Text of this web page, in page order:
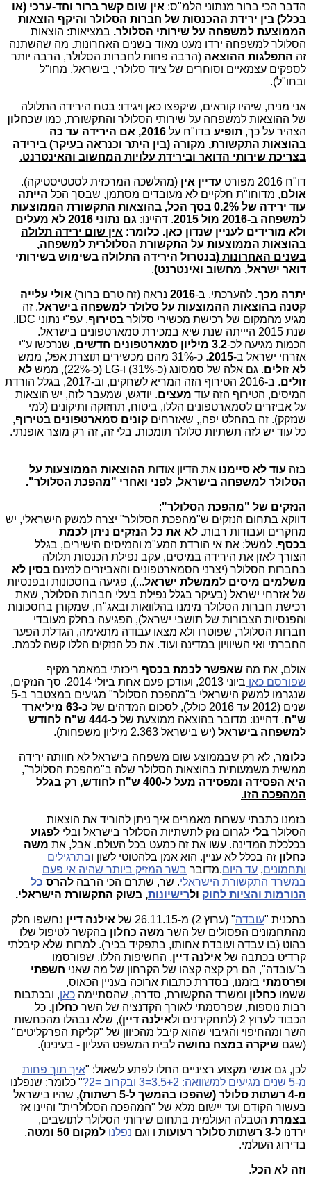
הדבר הכי ברור מנתוני הלמ"ס: אין שום קשר ברור וחד-ערכי (או
בכלל) בין ירידת ההכנסות של חברות הסלולר והיקף הוצאות
הממוצעת למשפחה על שירותי הסלולר. במציאות: הוצאות
הסלולר למשפחה ירדו מעט מאוד בשנים האחרונות. מה שהשתנה
זה התפלגות ההוצאה (הרבה פחות לחברות הסלולר, הרבה יותר
לספקים עצמאיים וסוחרים של ציוד סלולרי, בישראל, מחו"ל
ובחו"ל).
אני מניח, שיהיו קוראים, שיקפצו כאן ויגידו: בטח הירידה התלולה
של ההוצאות למשפחה על שירותי הסלולר והתקשורת, כמו שכחלון
הצהיר על כך, תופיע בדו"ח על
2016, אם הירידה עד כה
בהוצאות התקשורת, מקורה (בין היתר וכנראה בעיקר) בירידה
בצריכת שירותי הדואר ובירידת עלויות המחשוב והאינטרנט.
דו"ח 2016 מפורט עדיין אין (מהלשכה המרכזית לסטטיסטיקה).
אולם, מדוחו"ת חלקיים לא מעובדים מסתמן, שבסך הכל הייתה
עוד ירידה של 0.2% בסך הכל, בהוצאות התקשורת הממוצעות
למשפחה ב-2016 מול 2015
. דהיינו:
גם נתוני 2016 לא מעלים
ולא מורידים לעניין שנדון כאן. כלומר: אין שום ירידה תלולה
בהוצאות הממוצעות על התקשורת הסלולרית למשפחה,
בשנים האחרונות (בנטרול הירידה התלולה בשימוש בשירותי
דואר ישראל, מחשוב ואינטרנט).
יתרה מכך. להערכתי, ב-2016 נראה (זה טרם ברור) אולי עלייה
קטנה בהוצאות ההמוצעות על סלולר למשפחה בישראל. זה
מגיע מהמקום של רכישת מכשירי סלולר בטירוף
. עפ"י נתוני IDC,
שנת 2015 היייתה שנת שיא במכירת סמארטפונים בישראל.
הכמות מגיעה לכ-3.2 מיליון סמארטפונים חדשים
, שנרכשו ע"י
אזרחי ישראל ב-2015. כ-31% מהם מכשירים תוצרת אפל, ממש
לא זולים. גם אלה של סמסונג (כ-31%) ו-LG (כ-22%), ממש
לא
זולים
. ב-2016 הטירוף הזה המריא לשחקים, וב-2017, בגלל הורדת
המיסים, הטירוף הזה עוד מעצים. יודגש, שמעבר לזה, יש הוצאות
על אביזרים לסמארטפונים הללו, ביטוח, תחזוקה ותיקונים (למי
שנזקק). זה בהחלט יפה,, שאזרחים קונים סמארטפונים בטירוף,
כל עוד יש לזה תשתיות סלולר תומכות. בלי זה, זה רק מוצר אופנתי.
בזה עוד לא סיימנו את הדיון אודות ההוצאות הממוצעות על
הסלולר למשפחה בישראל, לפני ואחרי "מהפכת הסלולר".
הנזקים של "מהפכת הסלולר":
דווקא בתחום הנזקים ש"מהפכת הסלולר" יצרה למשק הישראלי, יש
מחקרים ועבודות רבות. לא את כל הנזקים ניתן לכמת
בכסף. למשל: את אי הורדת המע"מ והמיסים הישירים, בגלל
הצורך לאזן את הירידה במיסים, עקב נפילת הכנסות תלולה
בחברות הסלולר (יצרני הסמארטפונים והאביזרים למינם בסין לא
משלמים מיסים לממשלת ישראל...), פגיעה בחסכונות ובפנסיות
של אזרחי ישראל (בעיקר בגלל נפילת בעלי חברות הסלולר, שאת
רכישת חברות הסלולר מימנו בהלוואות ובאג"ח, שמקורן בחסכונות
והפנסיות הצבורות של תושבי ישראל), הפגיעה בחלק מעובדי
חברות הסלולר, שפוטרו ולא מצאו עבודה מתאימה, הגדלת הפער
החברתי ואי השיוויון במדינה ועוד. את כל הנזקים הללו קשה לכמת.
אולם, את מה שאפשר לכמת בכסף ריכזתי במאמר מקיף
שפורסם כאן
ביוני 2013, ועודכן פעם אחת ביולי 2014. סך הנזקים,
שנגרמו למשק הישראלי ב"מהפכת הסלולר" מגיעים במצטבר ב-5
שנים (2012 עד 2016 כולל), לסכום המדהים של
כ-63 מיליארד
ש"ח. דהיינו: מדובר בהוצאה ממוצעת של
כ-444 ש"ח לחודש
למשפחה בישראל (יש בישראל 2.363 מיליון משפחות).
כלומר, לא רק שבממוצע שום משפחה בישראל לא חוותה ירידה
ממשית משמעותית בהוצאות הסלולר שלה ב"מהפכת הסלולר",
היא הפסידה ומפסידה מעל ל-400 ש"ח לחודש,
רק בגלל
המהפכה הזו.
בזמנו כתבתי עשרות מאמרים איך ניתן להוריד את הוצאות
הסלולר בלי לגרום נזק לתשתיות הסלולר בישראל ובלי לפגוע
בכלכלת המדינה. עשו את זה כמעט בכל העולם. אבל, את משה
כחלון זה בכלל לא עניין. הוא אמן בלהטוטי לשון ובתרגילים
ותחמונים, עד היום.מדובר בשר המזיק ביותר שהיה אי פעם
במשרד התקשורת הישראלי. שר, שתרם הכי הרבה להרס כל
הנורמות והציות לחוק ולרישיונות, בשוק התקשורת הישראלי.
בתכנית "עובדה" (ערוץ 2) מ-26.11.15 של אילנה דיין נחשפו חלק
מהתחמונים הפסולים של השר משה כחלון בהקשר לטיפול שלו
בהוט (בו עבדה ועובדת אחותו, בתפקיד בכיר). למרות שלא קיבלתי
קרדיט בכתבה של אילנה דיין, החשיפות הללו, שפורסמו
ב"עובדה", הם רק קצה קצהו של הקרחון של מה שאני חשפתי
ופרסמתי בזמנו, בסדרת כתבות ארוכה בעניין הכאוס,
ששמו כחלון ומשרד התקשורת, סדרה, שהסתיימה כאן, ובכתבות
רבות נוספות, שפרסמתי לאורך הקדנציה של השר כחלון. כל
הכבוד לערוץ 2 (לתחקירנים ול
אילנה דיין), שלא נבהלו מהכחשות
השר ומהחיפוי והגיבוי שהוא קיבל מהכיוון של "קליקת הפרקליטים"
(שגם שיקרה במצח נחושה לבית המשפט העליון - בעינינו).
לכן, גם אנשי מקצוע רציניים החלו לפתע לשאול: "איך תוך פחות
מ-5 שנים מגיעים למשוואה: 3.5+2=3 ובקרוב =2?
" כלומר: שנפלנו
מ-4 רשתות סלולר (שהפכו בהמשך ל-5 רשתות),
שהיו בישראל
בעשור הקודם ועד יישום מלא של "המהפכה הסלולרית" והיינו אז
בצמרת הטבלה העולמית בתחום שירותי הסלולר לתושבים,
ירדנו ל-3 רשתות סלולר רעועות ו וגם נפלנו למקום 50 ומטה
,
בדירוג העולמי.
וזה לא הכל.